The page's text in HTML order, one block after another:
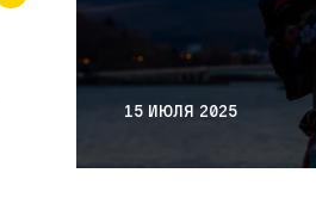
15 июля 2025